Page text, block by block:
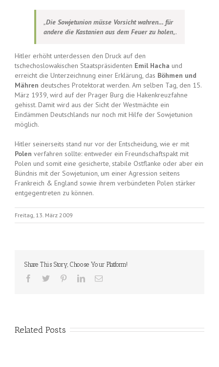
„Die Sowjetunion müsse Vorsicht wahren… für
andere die Kastanien aus dem Feuer zu holen„.
Hitler erhöht unterdessen den Druck auf den
tschechoslowakischen Staatspräsidenten Emil Hacha und
erreicht die Unterzeichnung einer Erklärung, das Böhmen und
Mähren deutsches Protektorat werden. Am selben Tag, den 15.
März 1939, wird auf der Prager Burg die Hakenkreuzfahne
gehisst. Damit wird aus der Sicht der Westmächte ein
Eindämmen Deutschlands nur noch mit Hilfe der Sowjetunion
möglich.
Hitler seinerseits stand nur vor der Entscheidung, wie er mit
Polen verfahren sollte: entweder ein Freundschaftspakt mit
Polen und somit eine gesicherte, stabile Ostflanke oder aber ein
Bündnis mit der Sowjetunion, um einer Agression seitens
Frankreich & England sowie ihrem verbündeten Polen stärker
entgegentreten zu können.
Freitag, 13. März 2009
Share This Story, Choose Your Platform!
Related Posts